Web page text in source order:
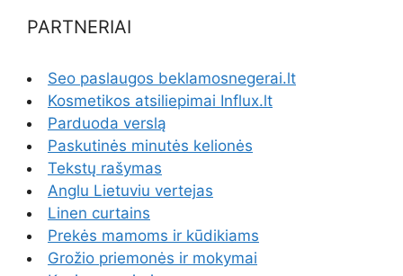
PARTNERIAI
Seo paslaugos beklamosnegerai.lt
Kosmetikos atsiliepimai Influx.lt
Parduoda verslą
Paskutinės minutės kelionės
Tekstų rašymas
Anglu Lietuviu vertejas
Linen curtains
Prekės mamoms ir kūdikiams
Grožio priemonės ir mokymai